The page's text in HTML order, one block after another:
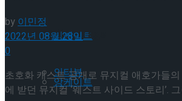
앙케이트
인터뷰
Trending Tags
앙케이트
by이민정
2022년 08월 28일
0
초호화 캐스트 공개로 뮤지컬 애호가들
에 받던 뮤지컬 ‘웨스트 사이드 스토리’.